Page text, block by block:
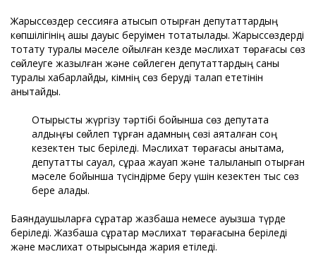
Жарыссөздер сессияға қатысып отырған депутаттардың
көпшілігінің ашық дауыс беруімен тоқтатылады. Жарыссөздерді
тоқтату туралы мәселе қойылған кезде мәслихат төрағасы сөз
сөйлеуге жазылған және сөйлеген депутаттардың саны
туралы хабарлайды, кімнің сөз беруді талап ететінін
анықтайды.
Отырысты жүргізу тәртібі бойынша сөз депутатқа
алдыңғы сөйлеп тұрған адамның сөзі аяқталған соң
кезектен тыс беріледі. Мәслихат төрағасы анықтама,
депутаттық сауал, сұраққа жауап және талқыланып отырған
мәселе бойынша түсіндірме беру үшін кезектен тыс сөз
бере алады.
Баяндаушыларға сұрақтар жазбаша немесе ауызша түрде
беріледі. Жазбаша сұрақтар мәслихат төрағасына беріледі
және мәслихат отырысында жария етіледі.